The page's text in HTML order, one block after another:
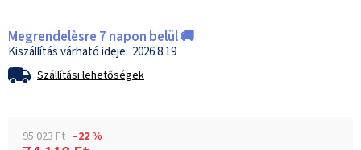
Megrendelèsre 7 napon belül 🚚
2026.8.19
Szállítási lehetőségek
95 023 Ft –22 %